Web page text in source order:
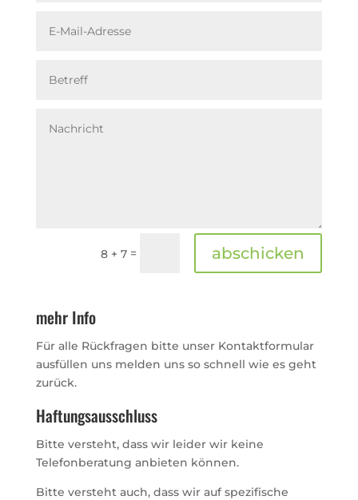
8 + 7 = abschicken
mehr Info
Für alle Rückfragen bitte unser Kontaktformular
ausfüllen uns melden uns so schnell wie es geht
zurück.
Haftungsausschluss
Bitte versteht, dass wir leider wir keine
Telefonberatung anbieten können.
Bitte versteht auch, dass wir auf spezifische